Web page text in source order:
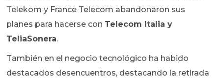
Telekom y France Telecom abandonaron sus
planes para hacerse con Telecom Italia y
TeliaSonera.
También en el negocio tecnológico ha habido
destacados desencuentros, destacando la retirada